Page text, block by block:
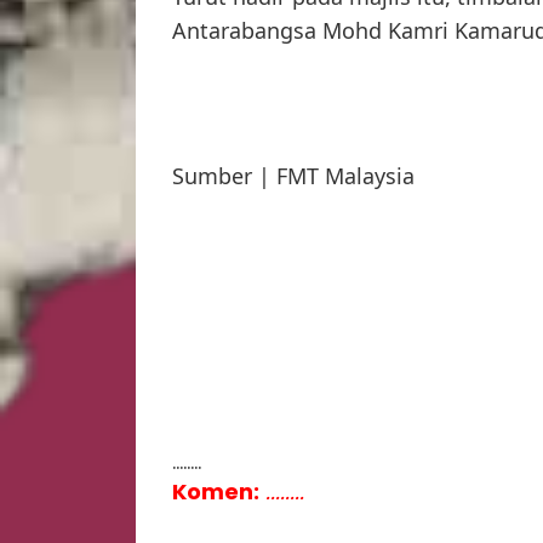
Antarabangsa Mohd Kamri
Sumber | FMT Malaysia
........
Komen: ........